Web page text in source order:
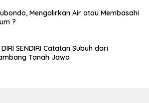
Mengalirkan Air atau Membasahi
?
DIRI SENDIRI Catatan Subuh dari
Tanah Jawa